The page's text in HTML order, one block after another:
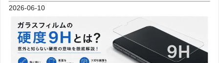
2026-06-10